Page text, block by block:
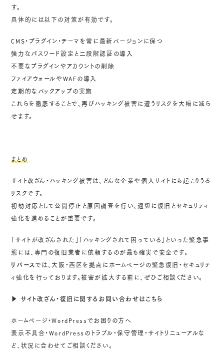
す。
具体的には以下の対策が有効です。
CMS・プラグイン・テーマを常に最新バージョンに保つ
強力なパスワード設定と二段階認証の導入
不要なプラグインやアカウントの削除
ファイアウォールやWAFの導入
定期的なバックアップの実施
これらを徹底することで、再びハッキング被害に遭うリスクを大幅に減ら
せます。
まとめ
サイト改ざん・ハッキング被害は、どんな企業や個人サイトにも起こりうる
リスクです。
初動対応として公開停止と原因調査を行い、適切に復旧とセキュリティ
強化を進めることが重要です。
「サイトが改ざんされた」「ハッキングされて困っている」といった緊急事
態には、専門の復旧業者に依頼するのが最も確実で安全です。
リバースでは、大阪・西区を拠点にホームページの緊急復旧・セキュリテ
ィ強化を行っております。被害が拡大する前に、ぜひご相談ください。
▶ サイト改ざん・復旧に関するお問い合わせはこちら
ホームページ・WordPressでお困りの方へ
表示不具合・WordPressのトラブル・保守管理・サイトリニューアルな
ど、状況に合わせてご相談ください。